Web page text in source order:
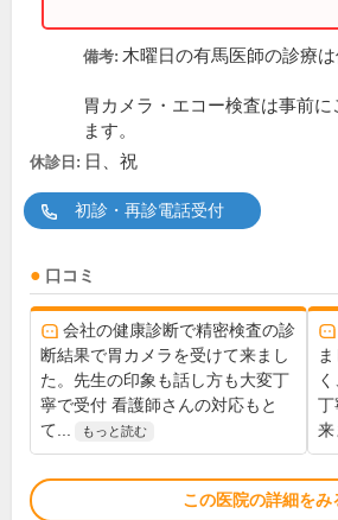
備考: 木曜日の有馬医師の診療は
胃カメラ・エコー検査は事前
ます。
休診日: 日、祝
初診・再診電話受付
口コミ
会社の健康診断で精密検査の診
断結果で胃カメラを受けて来まし
た。先生の印象も話し方も大変丁
寧で受付 看護師さんの対応もと
て...
もっと読む
丁
来
この医院の詳細をみ